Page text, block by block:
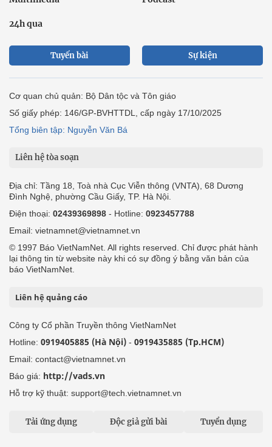
24h qua
Tuyến bài Sự kiện
Cơ quan chủ quản: Bộ Dân tộc và Tôn giáo
Số giấy phép: 146/GP-BVHTTDL, cấp ngày 17/10/2025
Tổng biên tập: Nguyễn Văn Bá
Liên hệ tòa soạn
Địa chỉ: Tầng 18, Toà nhà Cục Viễn thông (VNTA), 68 Dương
Đình Nghệ, phường Cầu Giấy, TP. Hà Nội.
Điện thoại: 02439369898 - Hotline: 0923457788
Email: vietnamnet@vietnamnet.vn
© 1997 Báo VietNamNet. All rights reserved. Chỉ được phát hành
lại thông tin từ website này khi có sự đồng ý bằng văn bản của
báo VietNamNet.
Liên hệ quảng cáo
Công ty Cổ phần Truyền thông VietNamNet
Hotline: 0919405885 (Hà Nội) - 0919435885 (Tp.HCM)
Email: contact@vietnamnet.vn
Báo giá: http://vads.vn
Hỗ trợ kỹ thuật: support@tech.vietnamnet.vn
Tải ứng dụng Độc giả gửi bài Tuyển dụng